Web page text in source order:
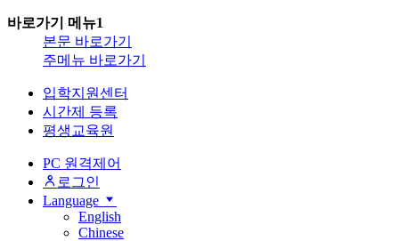
바로가기 메뉴1
본문 바로가기
주메뉴 바로가기
입학지원센터
시간제 등록
평생교육원
PC 원격제어
로그인
Language
English
Chinese